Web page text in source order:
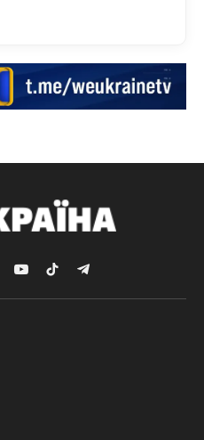
YouTubeTikTokTelegram